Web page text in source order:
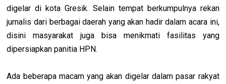
digelar di kota Gresik. Selain tempat berkumpulnya rekan
jurnalis dari berbagai daerah yang akan hadir dalam acara ini,
disini masyarakat juga bisa menikmati fasilitas yang
dipersiapkan panitia HPN.
Ada beberapa macam yang akan digelar dalam pasar rakyat